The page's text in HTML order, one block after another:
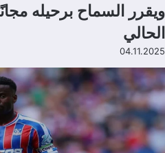
ويقرر السماح برحيله
الحالي
04.11.2025